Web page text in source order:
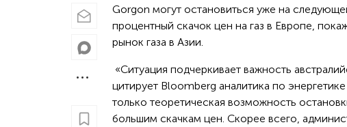
Gorgon могут остановиться уже на
процентный скачок цен на газ в Европе,
рынок газа в Азии.
«Ситуация подчеркивает важность
цитирует Bloomberg аналитика по
только теоретическая возможность
большим скачкам цен. Скорее всего,